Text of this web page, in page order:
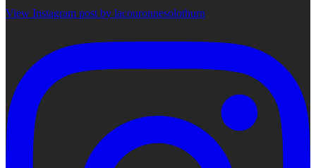
View Instagram post by lacouronnesolothurn